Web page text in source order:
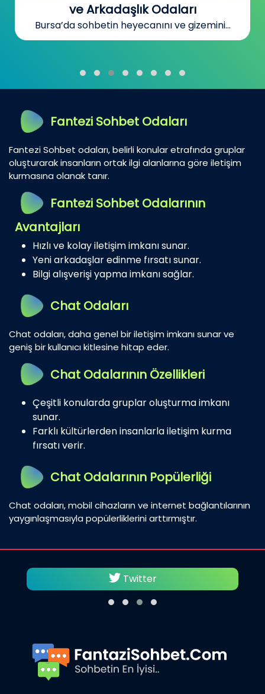
ve Arkadaşlık Odaları
Bursa’da sohbetin heyecanını ve gizemini...
Fantezi Sohbet Odaları
Fantezi Sohbet odaları, belirli konular etrafında gruplar
oluşturarak insanların ortak ilgi alanlarına göre iletişim
kurmasına olanak tanır.
Fantezi Sohbet Odalarının
Avantajları
Hızlı ve kolay iletişim imkanı sunar.
Yeni arkadaşlar edinme fırsatı sunar.
Bilgi alışverişi yapma imkanı sağlar.
Chat Odaları
Chat odaları, daha genel bir iletişim imkanı sunar ve
geniş bir kullanıcı kitlesine hitap eder.
Chat Odalarının Özellikleri
Çeşitli konularda gruplar oluşturma imkanı
sunar.
Farklı kültürlerden insanlarla iletişim kurma
fırsatı verir.
Chat Odalarının Popülerliği
Chat odaları, mobil cihazların ve internet bağlantılarının
yaygınlaşmasıyla popülerliklerini arttırmıştır.
Twitter